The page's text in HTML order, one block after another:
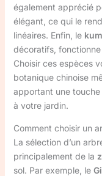
également apprécié
élégant, ce qui le
linéaires. Enfin, le
décoratifs,
Choisir ces espèces
botanique chinoise
apportant une touche
à votre jardin.
Comment choisir un
La sélection d’un
principalement de la
sol. Par exemple, le